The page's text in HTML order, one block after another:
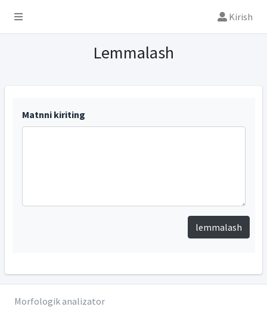
Kirish
Lemmalash
Matnni kiriting
lemmalash
Morfologik analizator